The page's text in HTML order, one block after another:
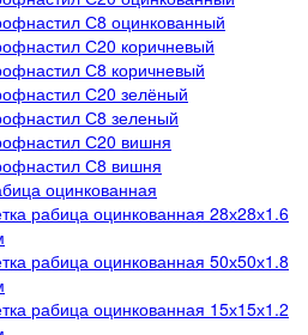
С8 оцинкованный
С20 коричневый
С8 коричневый
С20 зелёный
С8 зеленый
С20 вишня
С8 вишня
оцинкованная
рабица оцинкованная 28х28х1.6
рабица оцинкованная 50х50х1.8
рабица оцинкованная 15х15х1.2